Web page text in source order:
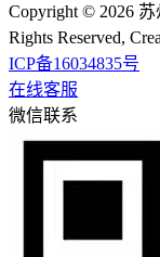
Copyright © 2026
Rights Reserved,
ICP备16034835号
在线客服
微信联系